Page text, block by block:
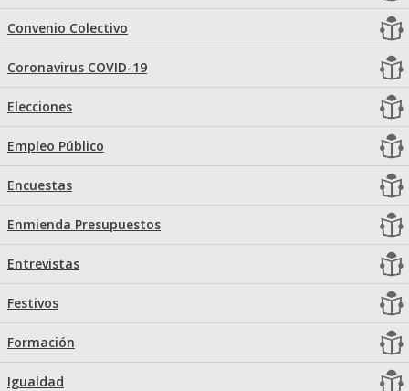
Convenio Colectivo
Coronavirus COVID-19
Elecciones
Empleo Público
Encuestas
Enmienda Presupuestos
Entrevistas
Festivos
Formación
Igualdad